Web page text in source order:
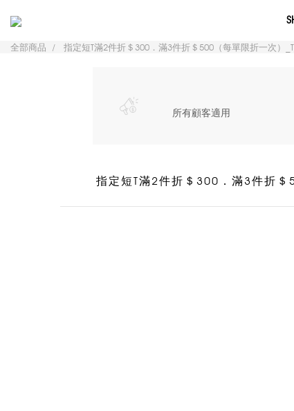
全部商品 指定短T滿2件折＄300．滿3件折＄500（每單限折一次）
所有顧客適用
指定短T滿2件折＄300．滿3件折＄